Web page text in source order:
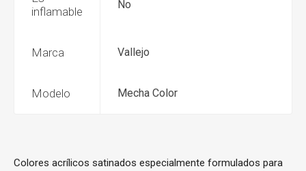
inflamable
No
Marca Vallejo
Modelo Mecha Color
Colores acrílicos satinados especialmente formulados para